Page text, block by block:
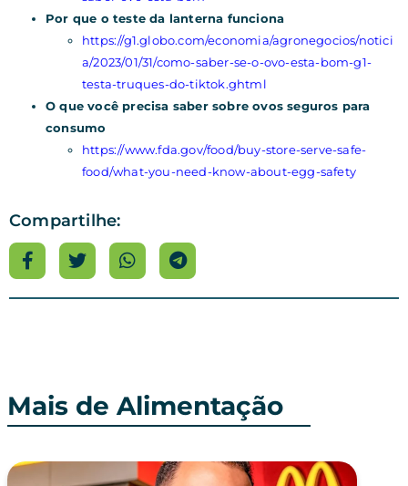
Por que o teste da lanterna funciona
https://g1.globo.com/economia/agronegocios/notici
a/2023/01/31/como-saber-se-o-ovo-esta-bom-g1-
testa-truques-do-tiktok.ghtml
O que você precisa saber sobre ovos seguros para
consumo
https://www.fda.gov/food/buy-store-serve-safe-
food/what-you-need-know-about-egg-safety
Compartilhe:
Mais de Alimentação